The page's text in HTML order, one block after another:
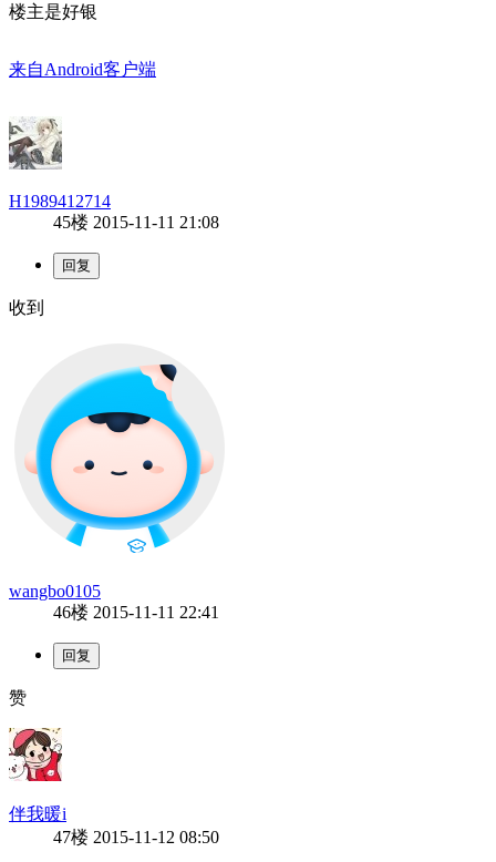
楼主是好银
来自Android客户端
H1989412714
45楼 2015-11-11 21:08
收到
wangbo0105
46楼 2015-11-11 22:41
赞
伴我暖i
47楼 2015-11-12 08:50